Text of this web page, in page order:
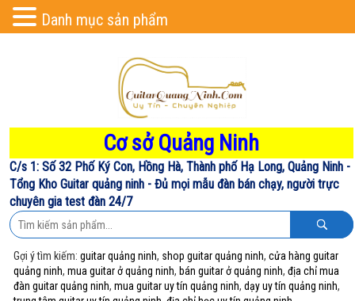
Cơ sở Quảng Ninh
C/s 1: Số 32 Phố Ký Con, Hồng Hà, Thành phố Hạ Long, Quảng Ninh -
Tổng Kho Guitar quảng ninh - Đủ mọi mẫu đàn bán chạy, người trực
chuyên gia test đàn 24/7
Gợi ý tìm kiếm:guitar quảng ninh, shop guitar quảng ninh,cửa hàng guitar
quảng ninh,mua guitar ở quảng ninh, bán guitar ở quảng ninh,địa chỉ mua
đàn guitar quảng ninh,mua guitar uy tín quảng ninh,dạy uy tín quảng ninh,
Danh mục sản phẩm